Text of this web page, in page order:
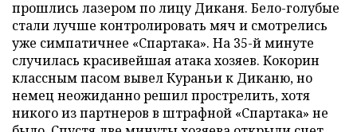
прошлись лазером по лицу Диканя. Бело-голубые
стали лучше контролировать мяч и смотрелись
уже симпатичнее «Спартака». На 35-й минуте
случилась красивейшая атака хозяев. Кокорин
классным пасом вывел Кураньи к Диканю, но
немец неожиданно решил прострелить, хотя
никого из партнеров в штрафной «Спартака» не